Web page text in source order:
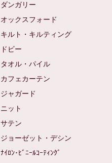
ダンガリー
オックスフォード
キルト・キルティング
ドビー
タオル・パイル
カフェカーテン
ジャガード
ニット
サテン
ジョーゼット・デシン
ﾅｲﾛﾝ･ﾋﾞﾆｰﾙｺｰﾃｨﾝｸﾞ